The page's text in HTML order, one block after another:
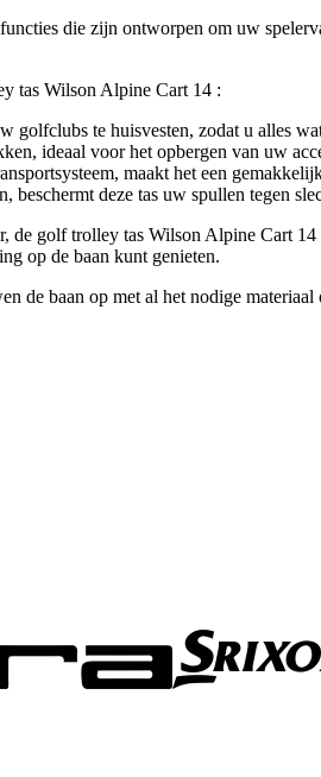
die zijn ontworpen om uw
tas Wilson Alpine Cart 14 :
golfclubs te huisvesten, zodat u alles
ideaal voor het opbergen van uw
maakt het een
beschermt deze tas uw spullen tegen
de golf trolley tas Wilson Alpine Cart
op de baan kunt genieten.
baan op met al het nodige